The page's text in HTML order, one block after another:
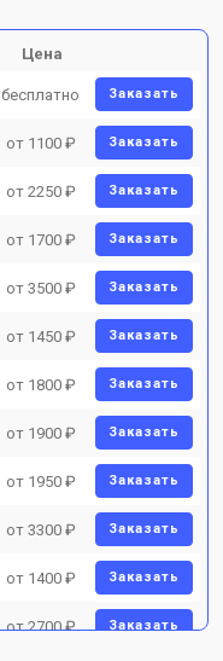
Цена
бесплатно Заказать
от 1100 ₽ Заказать
от 2250 ₽ Заказать
от 1700 ₽ Заказать
от 3500 ₽ Заказать
от 1450 ₽ Заказать
от 1800 ₽ Заказать
от 1900 ₽ Заказать
от 1950 ₽ Заказать
от 3300 ₽ Заказать
от 1400 ₽ Заказать
от 2700 ₽ Заказать